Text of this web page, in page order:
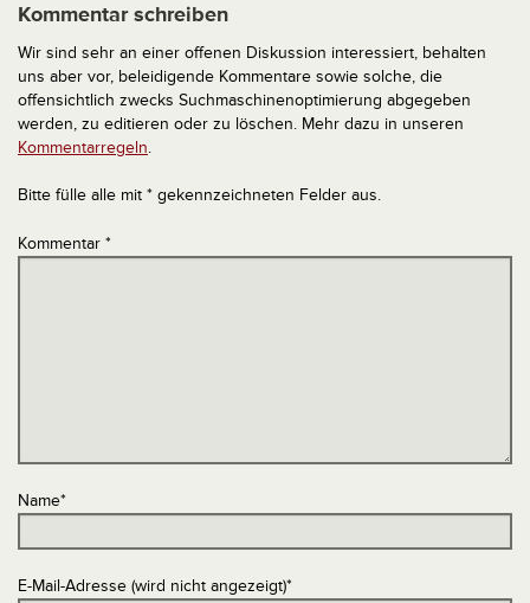
Kommentar schreiben
Wir sind sehr an einer offenen Diskussion interessiert, behalten
uns aber vor, beleidigende Kommentare sowie solche, die
offensichtlich zwecks Suchmaschinenoptimierung abgegeben
werden, zu editieren oder zu löschen. Mehr dazu in unseren
Kommentarregeln.
Bitte fülle alle mit * gekennzeichneten Felder aus.
Kommentar *
Name*
E-Mail-Adresse (wird nicht angezeigt)*